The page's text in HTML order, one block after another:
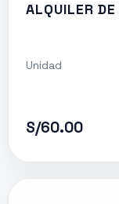
ALQUILER
Unidad
S/60.00